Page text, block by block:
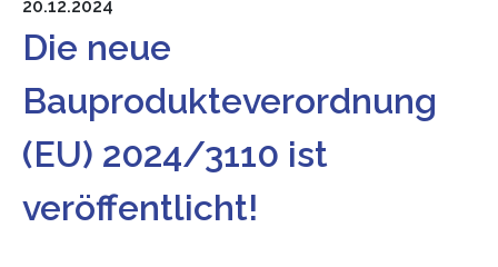
20.12.2024
Die neue
Bauprodukteverordnung
(EU) 2024/3110 ist
veröffentlicht!